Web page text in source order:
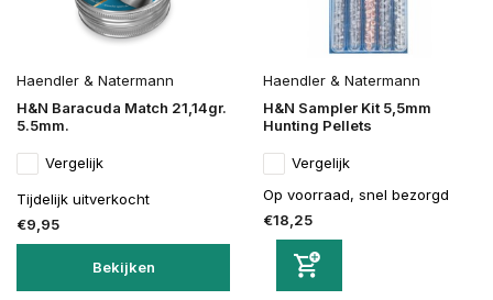
Haendler & Natermann
H&N Baracuda Match 21,14gr.
5.5mm.
Vergelijk
Tijdelijk uitverkocht
€9,95
Bekijken
Haendler & Natermann
H&N Sampler Kit 5,5mm
Hunting Pellets
Vergelijk
Op voorraad, snel bezorgd
€18,25